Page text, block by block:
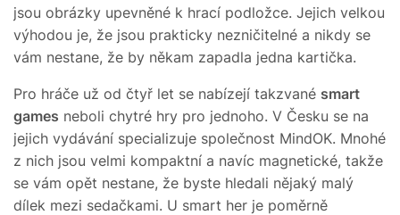
jsou obrázky upevněné k hrací podložce. Jejich velkou
výhodou je, že jsou prakticky nezničitelné a nikdy se
vám nestane, že by někam zapadla jedna kartička.
Pro hráče už od čtyř let se nabízejí takzvané smart
games neboli chytré hry pro jednoho. V Česku se na
jejich vydávání specializuje společnost MindOK. Mnohé
z nich jsou velmi kompaktní a navíc magnetické, takže
se vám opět nestane, že byste hledali nějaký malý
dílek mezi sedačkami. U smart her je poměrně